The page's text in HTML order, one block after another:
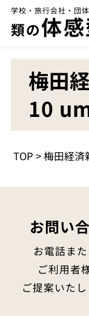
学校・旅行会社・団
類の体
梅田
10
お問い
お電話ま
ご利用者
ご提案いた
TOP >梅田経済